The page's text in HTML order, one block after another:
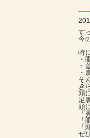
す
今
特
・
・
・
そ
き
頭
足
頭
「
「
「
ぜ